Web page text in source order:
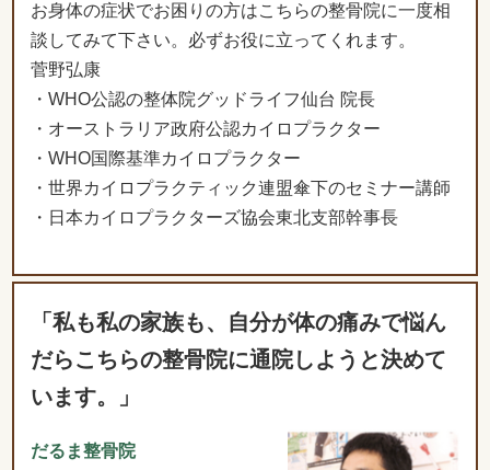
お身体の症状でお困りの方はこちらの整骨院に一度相
談してみて下さい。必ずお役に立ってくれます。
菅野弘康
・WHO公認の整体院グッドライフ仙台 院長
・オーストラリア政府公認カイロプラクター
・WHO国際基準カイロプラクター
・世界カイロプラクティック連盟傘下のセミナー講師
・日本カイロプラクターズ協会東北支部幹事長
「私も私の家族も、自分が体の痛みで悩ん
だらこちらの整骨院に通院しようと決めて
います。」
だるま整骨院